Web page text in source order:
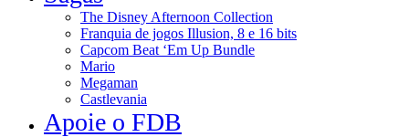
The Disney Afternoon Collection
Franquia de jogos Illusion, 8 e 16 bits
Capcom Beat ‘Em Up Bundle
Mario
Megaman
Castlevania
Apoie o FDB